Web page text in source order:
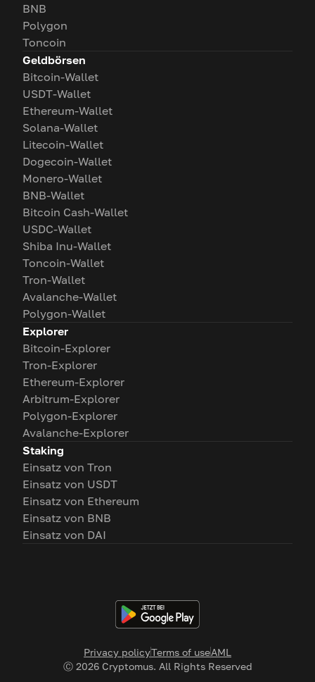
Privacy policyTerms of useAML
Ⓒ 2026Cryptomus. All Rights Reserved
BNB
Polygon
Toncoin
Geldbörsen
Bitcoin-Wallet
USDT-Wallet
Ethereum-Wallet
Solana-Wallet
Litecoin-Wallet
Dogecoin-Wallet
Monero-Wallet
BNB-Wallet
Bitcoin Cash-Wallet
USDC-Wallet
Shiba Inu-Wallet
Toncoin-Wallet
Tron-Wallet
Avalanche-Wallet
Polygon-Wallet
Explorer
Bitcoin-Explorer
Tron-Explorer
Ethereum-Explorer
Arbitrum-Explorer
Polygon-Explorer
Avalanche-Explorer
Staking
Einsatz von Tron
Einsatz von USDT
Einsatz von Ethereum
Einsatz von BNB
Einsatz von DAI